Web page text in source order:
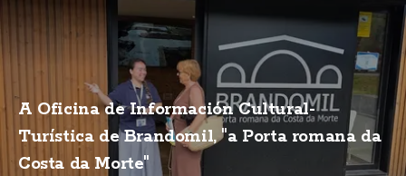
A Oficina de Información Cultural-
Turística de Brandomil, "a Porta romana da
Costa da Morte"